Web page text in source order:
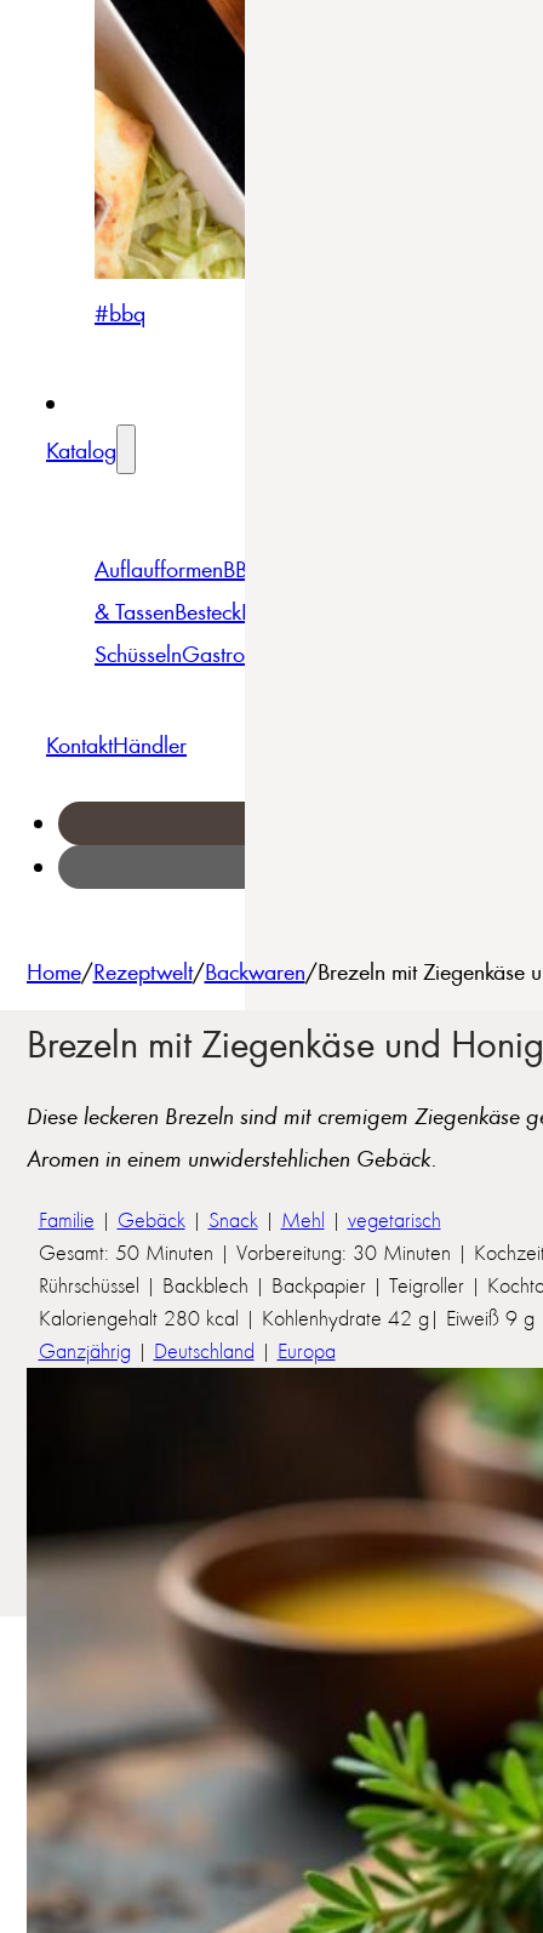
#bbq
Katalog
AuflaufformenBBQ
& TassenBesteckBowls &
SchüsselnGastro
KontaktHändler
Home/Rezeptwelt/Backwaren/Brezeln mit Ziegenkäse
Brezeln mit Ziegenkäse und Honig
Diese leckeren Brezeln sind mit cremigem Ziegenkäse
Aromen in einem unwiderstehlichen Gebäck.
Familie | Gebäck| Snack| Mehl | vegetarisch
Gesamt: 50 Minuten | Vorbereitung: 30 Minuten |
Rührschüssel | Backblech | Backpapier | Teigroller |
Kaloriengehalt 280 kcal | Kohlenhydrate 42 g| Eiweiß 9
Ganzjährig | Deutschland | Europa